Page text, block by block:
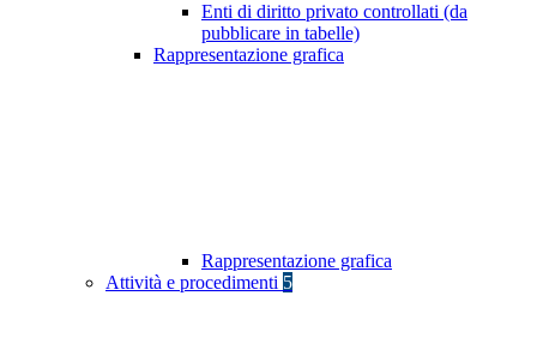
Enti di diritto privato controllati (da
pubblicare in tabelle)
Rappresentazione grafica
Rappresentazione grafica
Attività e procedimenti 5